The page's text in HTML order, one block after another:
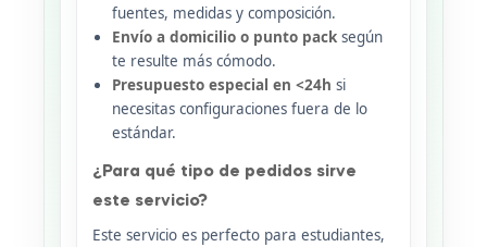
fuentes, medidas y composición.
Envío a domicilio o punto pack según
te resulte más cómodo.
Presupuesto especial en <24h si
necesitas configuraciones fuera de lo
estándar.
¿Para qué tipo de pedidos sirve
este servicio?
Este servicio es perfecto para estudiantes,